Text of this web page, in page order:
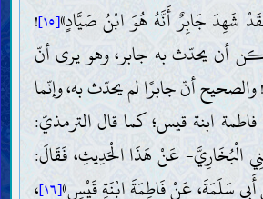
شَهِدَ جَابِرٌ أَنَّهُ هُوَ ابْنُ صَيَّادٍ»[١٥]
!
أن يحدّث به جابر، وهو يرى أنّ
أنّ جابرًا لم يحدّث به، وإنّما
ابنة قيس؛ كما قال الترمذيّ:
الْبُخَارِيَّ- عَنْ هَذَا الْحَدِيثِ، فَقَالَ:
سَلَمَةَ، عَنْ فَاطِمَةَ ابْنَةِ قَيْسٍ»[١٦] ،